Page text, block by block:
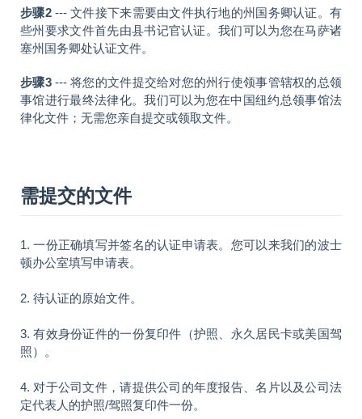
步骤2--- 文件接下来需要由文件执行地的州国务卿认证。有
些州要求文件首先由县书记官认证。我们可以为您在马萨诸
塞州国务卿处认证文件。
步骤3--- 将您的文件提交给对您的州行使领事管辖权的总领
事馆进行最终法律化。我们可以为您在中国纽约总领事馆法
律化文件；无需您亲自提交或领取文件。
需提交的文件
1. 一份正确填写并签名的认证申请表。您可以来我们的波士
顿办公室填写申请表。
2. 待认证的原始文件。
3. 有效身份证件的一份复印件（护照、永久居民卡或美国驾
照）。
4. 对于公司文件，请提供公司的年度报告、名片以及公司法
定代表人的护照/驾照复印件一份。